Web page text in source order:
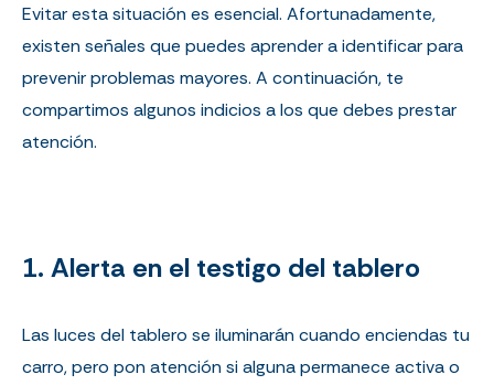
Evitar esta situación es esencial. Afortunadamente,
existen señales que puedes aprender a identificar para
prevenir problemas mayores. A continuación, te
compartimos algunos indicios a los que debes prestar
atención.
1. Alerta en el testigo del tablero
Las luces del tablero se iluminarán cuando enciendas tu
carro, pero pon atención si alguna permanece activa o